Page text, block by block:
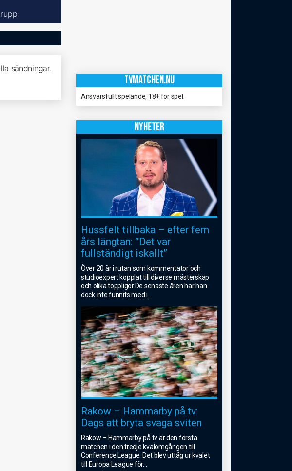
sändningar.
TVMATCHEN.NU
Ansvarsfullt spelande, 18+ för spel.
NYHETER
Hussfelt tillbaka – efter fem
års längtan: ”Det var
fullständigt iskallt”
Över 20 år i rutan som kommentator och
studioexpert kopplat till diverse mästerskap
och olika toppligor.De senaste åren har han
dock inte funnits med i
Rakow – Hammarby på tv:
Dags att bryta svaga sviten
Rakow – Hammarby på tv är den första
matchen i den tredje kvalomgången till
Conference League. Det blev uttåg ur kvalet
till Europa League för...